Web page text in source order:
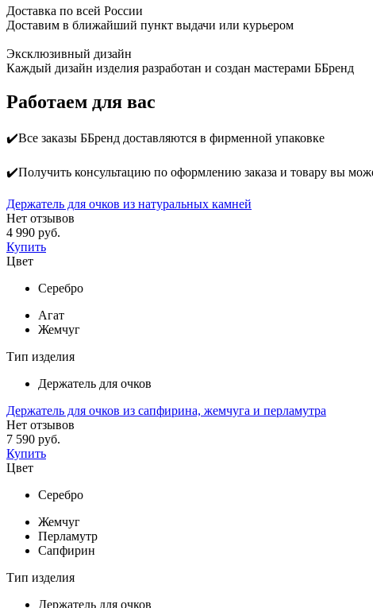
Доставка по всей России
Доставим в ближайший пункт выдачи или курьером
Эксклюзивный дизайн
Каждый дизайн изделия разработан и создан мастерами ББренд
Работаем для вас
✔️Все заказы ББренд доставляются в фирменной упаковке
✔️Получить консультацию по оформлению заказа и товару вы
Держатель для очков из натуральных камней
Нет отзывов
4 990 руб.
Купить
Цвет
Серебро
Агат
Жемчуг
Тип изделия
Держатель для очков
Держатель для очков из сапфирина, жемчуга и перламутра
Нет отзывов
7 590 руб.
Купить
Цвет
Серебро
Жемчуг
Перламутр
Сапфирин
Тип изделия
Держатель для очков